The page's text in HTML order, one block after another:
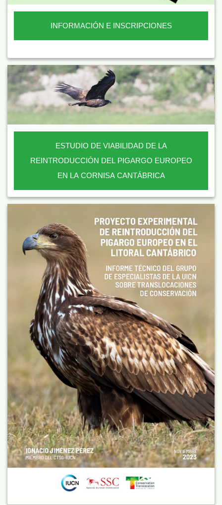
INFORMACIÓN E INSCRIPCIONES
ESTUDIO DE VIABILIDAD DE LA
REINTRODUCCIÓN DEL PIGARGO EUROPEO
EN LA CORNISA CANTÁBRICA